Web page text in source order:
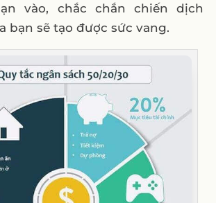
vào, chắc chắn chiến dịch
bạn sẽ tạo được sức vang.